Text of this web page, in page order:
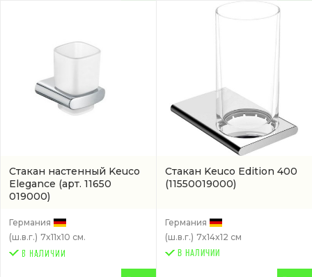
Стакан настенный Keuco
Elegance (арт. 11650
019000)
Германия
(ш.в.г.) 7x11x10 см.
Стакан Keuco Edition 400
(11550019000)
Германия
(ш.в.г.) 7x14x12 см
В НАЛИЧИИ